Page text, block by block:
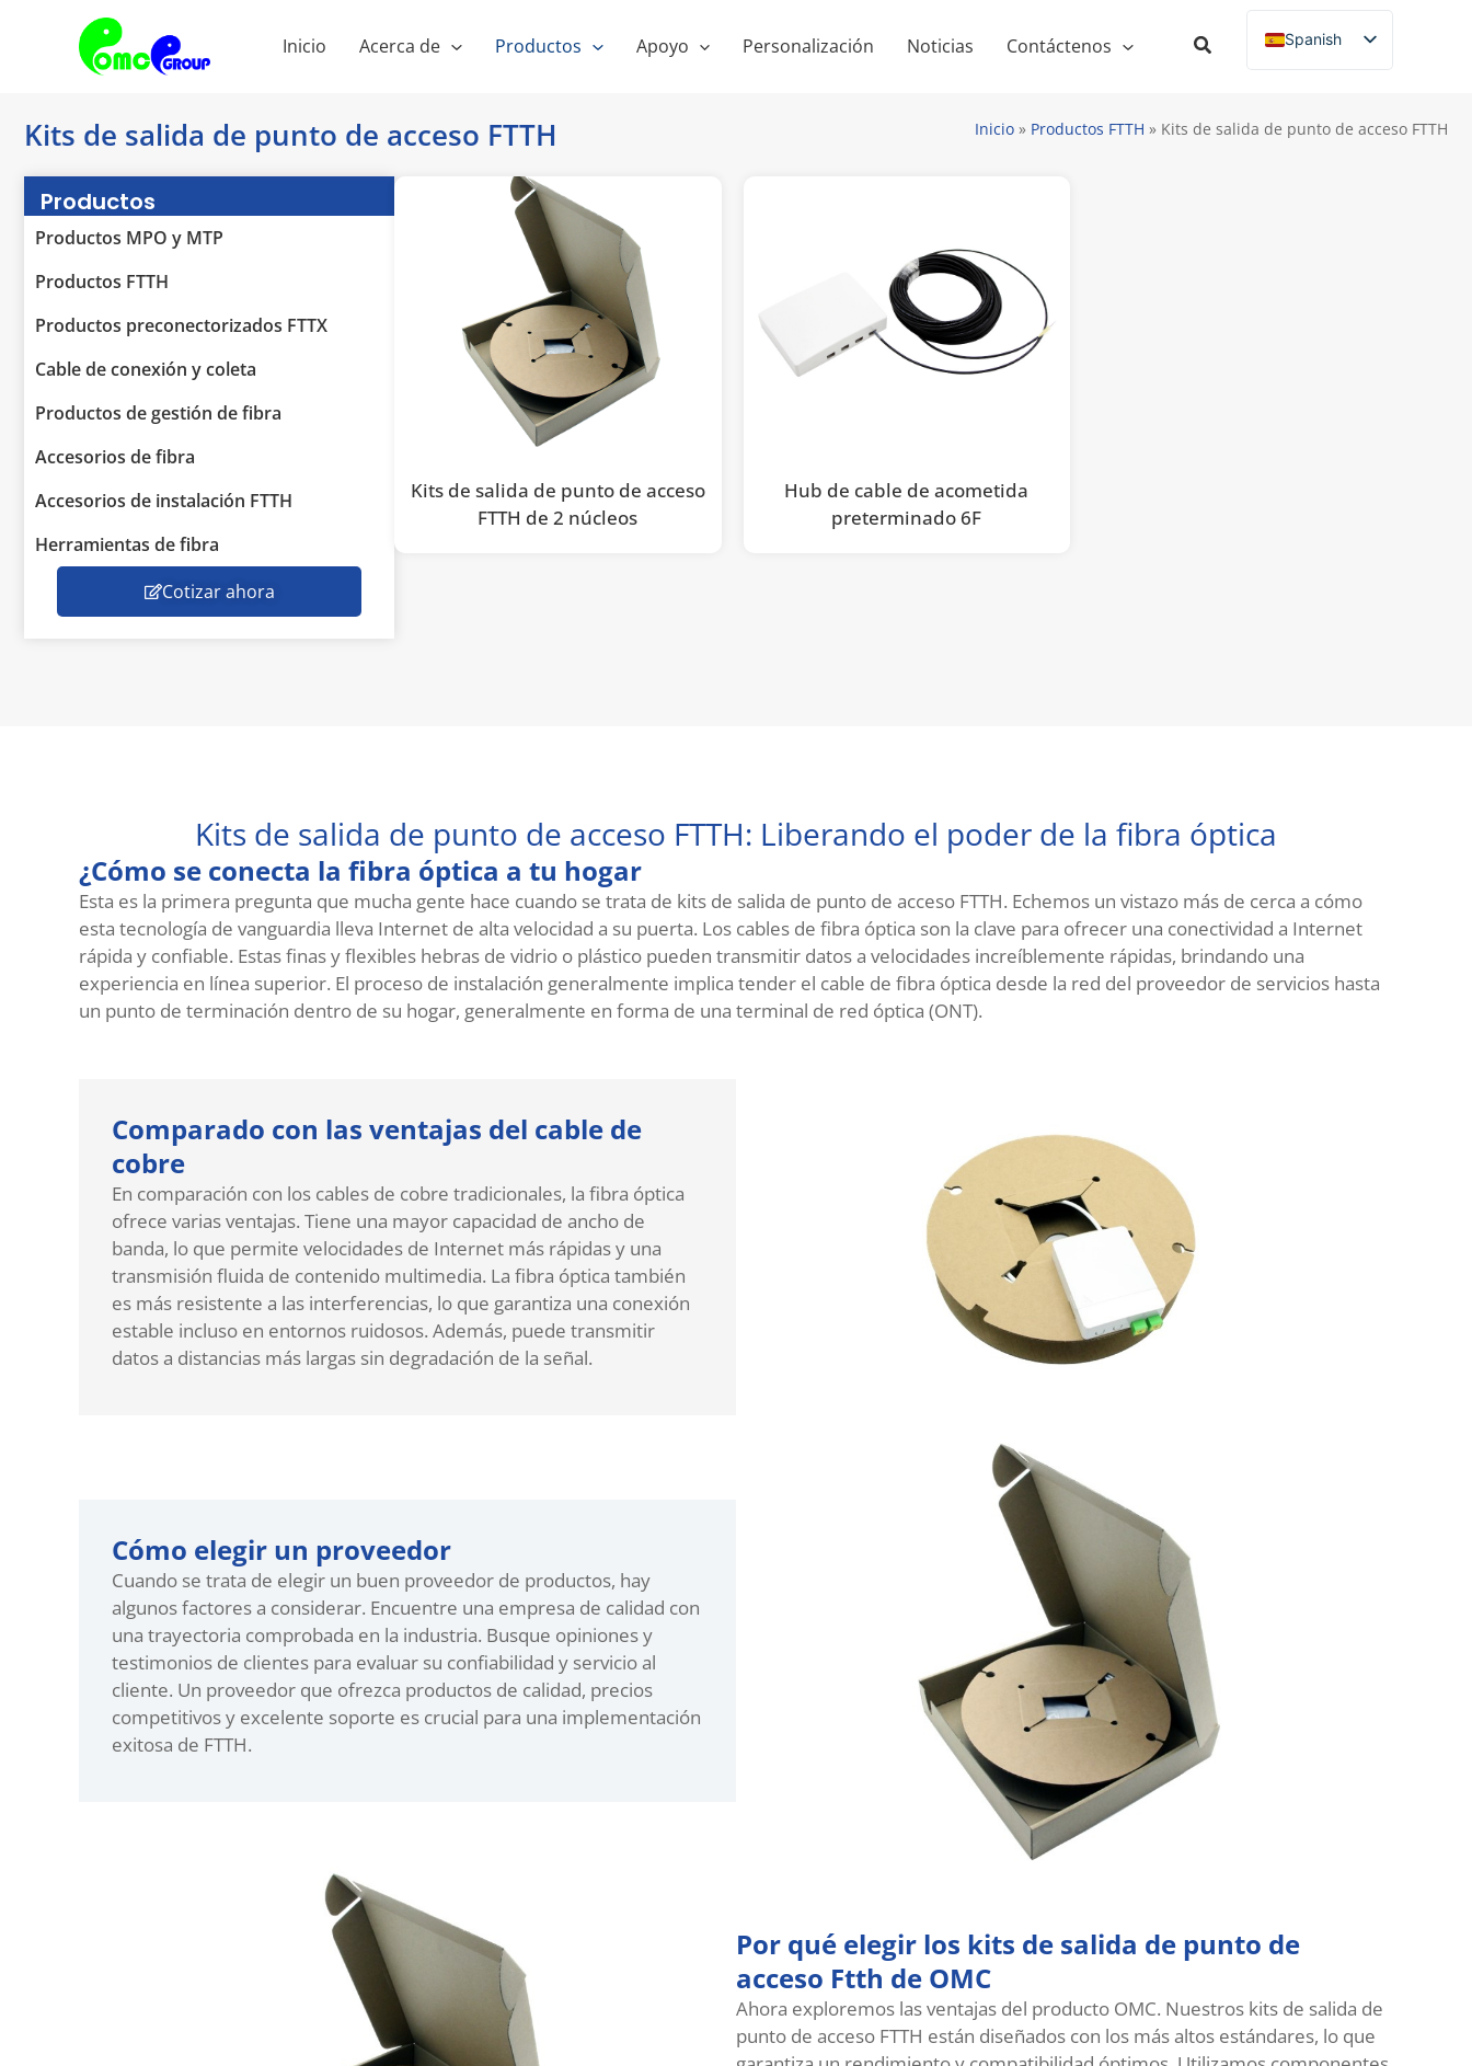
contenido
Inicio Acerca de Productos Apoyo Personalización Noticias Contáctenos
Spanish
English
Kits de salida de punto de acceso FTTH Inicio » Productos FTTH » Kits de salida de punto de acceso FTTH
Productos
Productos MPO y MTP
Productos FTTH
Productos preconectorizados FTTX
Cable de conexión y coleta
Productos de gestión de fibra
Accesorios de fibra
Accesorios de instalación FTTH
Herramientas de fibra
Cotizar ahora
Kits de salida de punto de acceso
FTTH de 2 núcleos
Hub de cable de acometida
preterminado 6F
Kits de salida de punto de acceso FTTH: Liberando el poder de la fibra óptica
¿Cómo se conecta la fibra óptica a tu hogar
Esta es la primera pregunta que mucha gente hace cuando se trata de kits de salida de punto de acceso FTTH. Echemos un vistazo más de cerca a cómo
esta tecnología de vanguardia lleva Internet de alta velocidad a su puerta. Los cables de fibra óptica son la clave para ofrecer una conectividad a Internet
rápida y confiable. Estas finas y flexibles hebras de vidrio o plástico pueden transmitir datos a velocidades increíblemente rápidas, brindando una
experiencia en línea superior. El proceso de instalación generalmente implica tender el cable de fibra óptica desde la red del proveedor de servicios hasta
un punto de terminación dentro de su hogar, generalmente en forma de una terminal de red óptica (ONT).
Comparado con las ventajas del cable de
cobre
En comparación con los cables de cobre tradicionales, la fibra óptica
ofrece varias ventajas. Tiene una mayor capacidad de ancho de
banda, lo que permite velocidades de Internet más rápidas y una
transmisión fluida de contenido multimedia. La fibra óptica también
es más resistente a las interferencias, lo que garantiza una conexión
estable incluso en entornos ruidosos. Además, puede transmitir
datos a distancias más largas sin degradación de la señal.
Cómo elegir un proveedor
Cuando se trata de elegir un buen proveedor de productos, hay
algunos factores a considerar. Encuentre una empresa de calidad con
una trayectoria comprobada en la industria. Busque opiniones y
testimonios de clientes para evaluar su confiabilidad y servicio al
cliente. Un proveedor que ofrezca productos de calidad, precios
competitivos y excelente soporte es crucial para una implementación
exitosa de FTTH.
Por qué elegir los kits de salida de punto de
acceso Ftth de OMC
Ahora exploremos las ventajas del producto OMC. Nuestros kits de salida de
punto de acceso FTTH están diseñados con los más altos estándares, lo que